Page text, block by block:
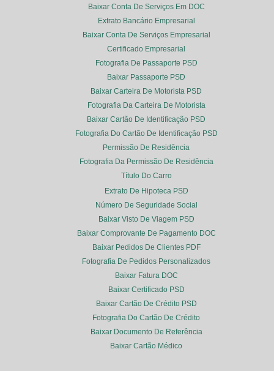
Baixar Conta De Serviços Em DOC
Extrato Bancário Empresarial
Baixar Conta De Serviços Empresarial
Certificado Empresarial
Fotografia De Passaporte PSD
Baixar Passaporte PSD
Baixar Carteira De Motorista PSD
Fotografia Da Carteira De Motorista
Baixar Cartão De Identificação PSD
Fotografia Do Cartão De Identificação PSD
Permissão De Residência
Fotografia Da Permissão De Residência
Título Do Carro
Extrato De Hipoteca PSD
Número De Seguridade Social
Baixar Visto De Viagem PSD
Baixar Comprovante De Pagamento DOC
Baixar Pedidos De Clientes PDF
Fotografia De Pedidos Personalizados
Baixar Fatura DOC
Baixar Certificado PSD
Baixar Cartão De Crédito PSD
Fotografia Do Cartão De Crédito
Baixar Documento De Referência
Baixar Cartão Médico